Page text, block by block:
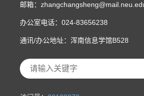
邮箱：
办公室电话： 024-83656238
通讯/办公地址： 浑南信息学馆B528